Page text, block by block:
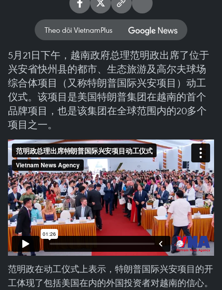
Theo dõi VietnamPlus
5月21日下午，越南政府总理范明政出席了位于
兴安省快州县的都市、生态旅游及高尔夫球场
综合体项目（又称特朗普国际兴安项目）动工
仪式。该项目是美国特朗普集团在越南的首个
品牌项目，也是该集团在全球范围内的20多个
项目之一。
范明政在动工仪式上表示，特朗普国际兴安项目的开
工体现了包括美国在内的外国投资者对越南的信心。